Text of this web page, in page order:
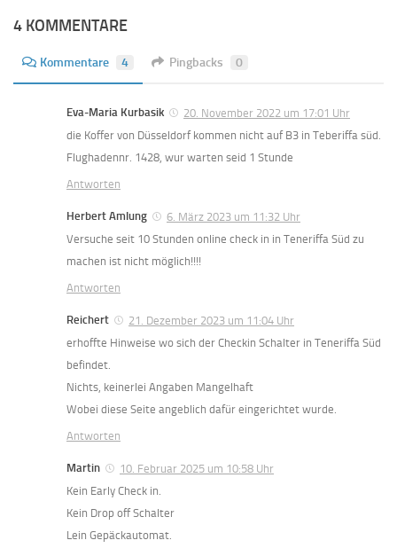
4 KOMMENTARE
Kommentare 4 Pingbacks 0
Eva-Maria Kurbasik
20. November 2022 um 17:01 Uhr
die Koffer von Düsseldorf kommen nicht auf B3 in Teberiffa süd.
Flughadennr. 1428, wur warten seid 1 Stunde
Antworten
Herbert Amlung
6. März 2023 um 11:32 Uhr
Versuche seit 10 Stunden online check in in Teneriffa Süd zu
machen ist nicht möglich!!!!
Antworten
Reichert
21. Dezember 2023 um 11:04 Uhr
erhoffte Hinweise wo sich der Checkin Schalter in Teneriffa Süd
befindet.
Nichts, keinerlei Angaben Mangelhaft
Wobei diese Seite angeblich dafür eingerichtet wurde.
Antworten
Martin
10. Februar 2025 um 10:58 Uhr
Kein Early Check in.
Kein Drop off Schalter
Lein Gepäckautomat.